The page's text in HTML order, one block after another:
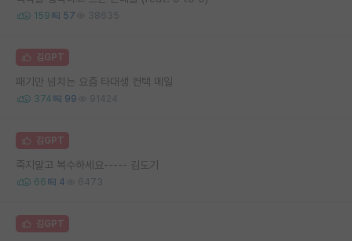
159 57 38635
김GPT
패기만 넘치는 요즘 타대생 컨택 메일
374 99 91424
김GPT
죽지말고 복수하세요----- 김도기
66 4 6473
김GPT